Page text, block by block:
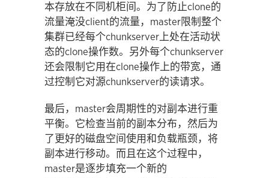
本存放在不同机柜间。为了防止clone的
流量淹没client的流量，master限制整个
集群已经每个chunkserver上处在活动状
态的clone操作数。另外每个chunkserver
还会限制它用在clone操作上的带宽，通
过控制它对源chunkserver的读请求。
最后，master会周期性的对副本进行重
平衡。它检查当前的副本分布，然后为
了更好的磁盘空间使用和负载瓶颈，将
副本进行移动。而且在这个过程中，
master是逐步填充一个新的